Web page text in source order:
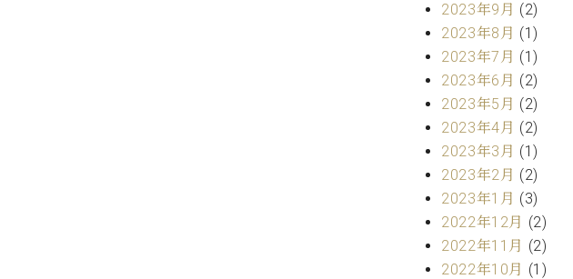
2023年9月 (2)
2023年8月 (1)
2023年7月 (1)
2023年6月 (2)
2023年5月 (2)
2023年4月 (2)
2023年3月 (1)
2023年2月 (2)
2023年1月 (3)
2022年12月 (2)
2022年11月 (2)
2022年10月 (1)